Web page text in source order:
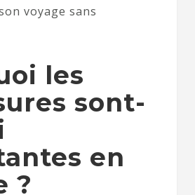
voyage sans
les
sont-
en
?